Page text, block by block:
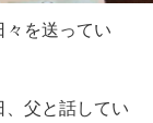
を送ってい
父と話してい